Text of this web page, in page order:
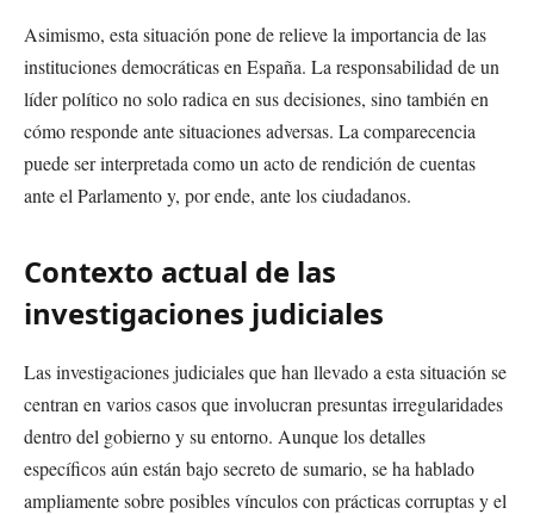
Asimismo, esta situación pone de relieve la importancia de las
instituciones democráticas en España. La responsabilidad de un
líder político no solo radica en sus decisiones, sino también en
cómo responde ante situaciones adversas. La comparecencia
puede ser interpretada como un acto de rendición de cuentas
ante el Parlamento y, por ende, ante los ciudadanos.
Contexto actual de las
investigaciones judiciales
Las investigaciones judiciales que han llevado a esta situación se
centran en varios casos que involucran presuntas irregularidades
dentro del gobierno y su entorno. Aunque los detalles
específicos aún están bajo secreto de sumario, se ha hablado
ampliamente sobre posibles vínculos con prácticas corruptas y el